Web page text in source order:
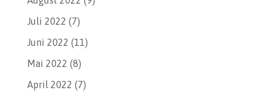
Juli 2022 (7)
Juni 2022 (11)
Mai 2022 (8)
April 2022 (7)